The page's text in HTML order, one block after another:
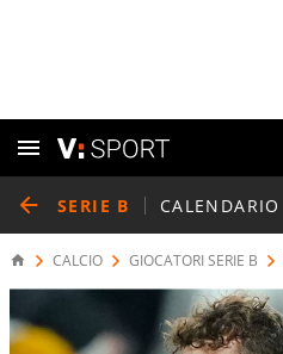
SERIE B CALENDARIO
CALCIO GIOCATORI SERIE B